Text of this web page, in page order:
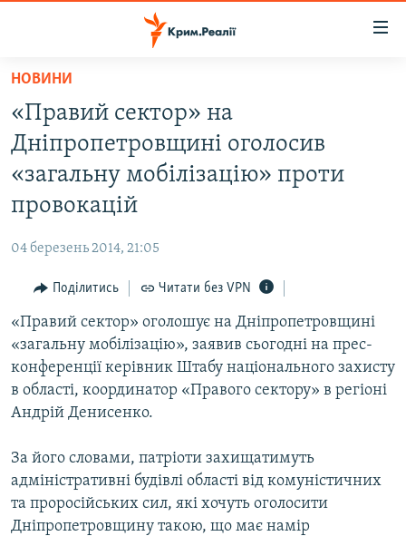
Перейти
основного
матеріалу
до
основної
Перейти
пошуку
ВОДА.КРИМ
ВІДЕО ТА ФОТО
ПОГЛЯД
ІНТЕРВ'Ю
ВСЕ ЗА ДЕНЬ
СПЕЦПРОЕКТИ
ДЕПОРТАЦІЯ
ВІДЕОУРОКИ «ELIFBE»
СВІДЧЕННЯ ОКУПАЦІЇ
УКРАЇНСЬКА ПРОБЛЕМА КРИМУ
ІНФОГРАФІКА
ЯК ОБІЙТИ БЛОКУВАННЯ
Qırımtatar
ДОЛУЧАЙСЯ!
НОВИНИ
«Правий сектор» на
Дніпропетровщині оголосив
«загальну мобілізацію» проти
провокацій
04 березень 2014, 21:05
Поділитись Читати без VPN
«Правий сектор» оголошує на Дніпропетровщині
«загальну мобілізацію», заявив сьогодні на прес-
конференції керівник Штабу національного захисту
в області, координатор «Правого сектору» в регіоні
Андрій Денисенко.
За його словами, патріоти захищатимуть
адміністративні будівлі області від комуністичних
та проросійських сил, які хочуть оголосити
Дніпропетровщину такою, що має намір